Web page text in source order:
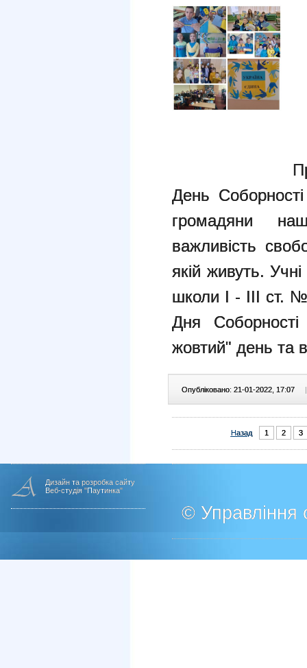
День
громадяни
важливість
якій живуть. Учні
школи І - ІІІ ст.
Дня
жовтий" день та
Опубліковано: 21-01-2022, 17:07
Назад 1 2 3
Дизайн та розробка сайту
Веб-студія "Паутинка"
© Управління